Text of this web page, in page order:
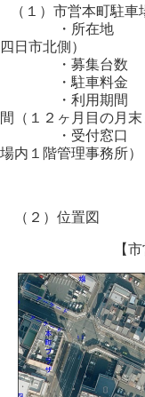
（１）市営本町駐車
・所在地 四日
四日市北側）
・募集台数
・駐車料金 ４
・利用期間 定期
間（１２ヶ月目の月末
・受付窓
場内１階管理事務所）
TEL：
（２）
【市営本